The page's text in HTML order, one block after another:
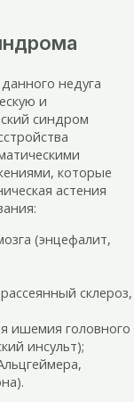
недуга
и
синдром
которые
астения
(энцефалит,
склероз,
ишемия головного
инсульт);